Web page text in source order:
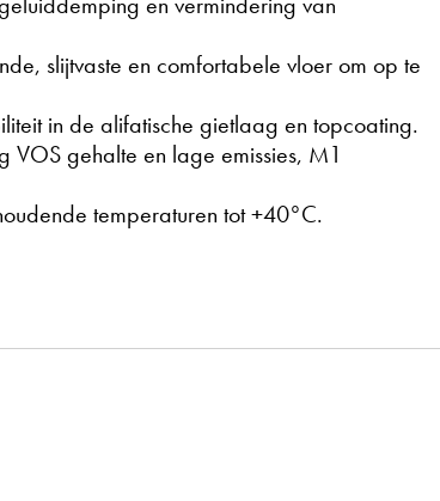
slijtvaste en comfortabele vloer om op te
in de alifatische gietlaag en topcoating.
gehalte en lage emissies, M1
temperaturen tot +40°C.